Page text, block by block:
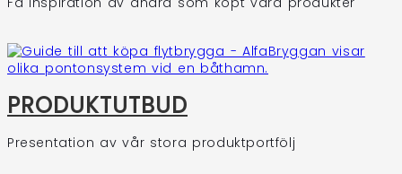
PRODUKTUTBUD
Presentation av vår stora produktportfölj